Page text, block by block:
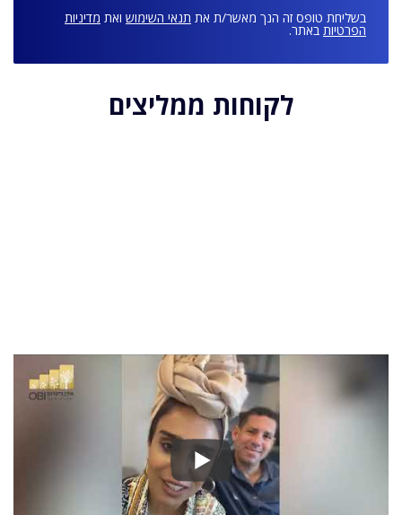
בשליחת טופס זה הנך מאשר/ת את תנאי השימוש ואת מדיניות
הפרטיות באתר.
לקוחות ממליצים